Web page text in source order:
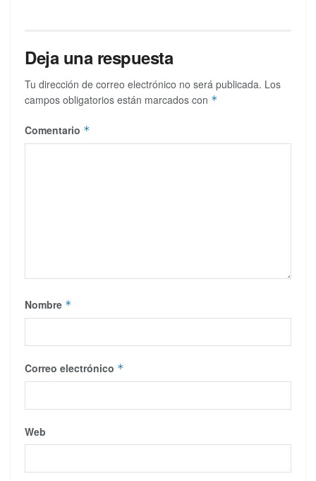
Deja una respuesta
Tu dirección de correo electrónico no será publicada. Los
campos obligatorios están marcados con *
Comentario *
Nombre *
Correo electrónico *
Web